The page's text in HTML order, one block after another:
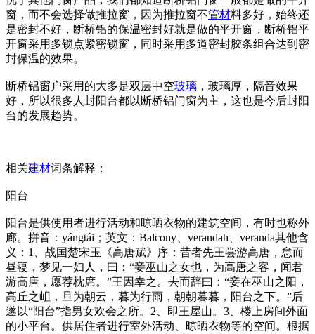
窗，而不会选择做推拉窗，因为推拉窗不管材料多好，始终还
是密封不好，断桥铝的保温密封好就是做的平开窗，断桥铝平
开窗采用多锁点紧密锁窗，同时采用多道密封胶条组合达到密
封保温的效果。
断桥铝窗户采用的大多是双层中空玻璃 ，玻璃厚，隔音效果
好，所以很多人封阳台都以断桥铝门窗为主，这也是今后封阳
台的发展趋势。
相关建材词条解释：
阳台
阳台是供使用者进行活动和晾晒衣物的建筑空间，有时也称外
廊。拼音：yángtái；英文：Balcony、verandah、veranda其他含
义：1、战国楚宋玉《高唐赋》序：昔者先王尝游高唐，怠而
昼寝，梦见一妇人，曰：“妾巫山之女也，为高唐之客，闻君
游高唐，愿荐枕席。”王因幸之。去而辞曰：“妾在巫山之阳，
高丘之岨，旦为朝云，暮为行雨，朝朝暮暮，阳台之下。”后
遂以“阳台”指男女欢会之所。2、即王屋山。3、楼上房间外面
的小平台。供居住者进行室外活动、晾晒衣物等的空间。根据